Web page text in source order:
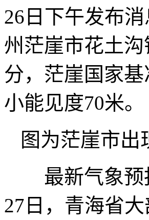
26日下午发布
州茫崖市花土
分，茫崖国家
小能见度70米。
图为茫崖市
最新气象预报
27日，青海省